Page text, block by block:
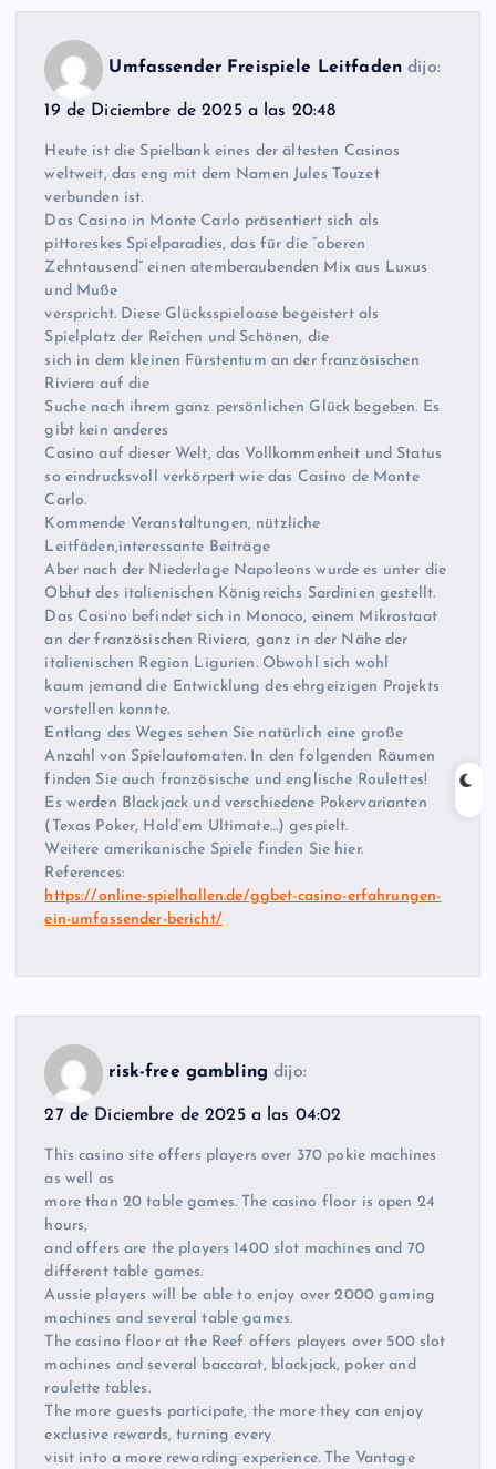
Umfassender Freispiele Leitfaden dijo:
19 de Diciembre de 2025 a las 20:48
Heute ist die Spielbank eines der ältesten Casinos
weltweit, das eng mit dem Namen Jules Touzet
verbunden ist.
Das Casino in Monte Carlo präsentiert sich als
pittoreskes Spielparadies, das für die “oberen
Zehntausend” einen atemberaubenden Mix aus Luxus
und Muße
verspricht. Diese Glücksspieloase begeistert als
Spielplatz der Reichen und Schönen, die
sich in dem kleinen Fürstentum an der französischen
Riviera auf die
Suche nach ihrem ganz persönlichen Glück begeben. Es
gibt kein anderes
Casino auf dieser Welt, das Vollkommenheit und Status
so eindrucksvoll verkörpert wie das Casino de Monte
Carlo.
Kommende Veranstaltungen, nützliche
Leitfäden,interessante Beiträge
Aber nach der Niederlage Napoleons wurde es unter die
Obhut des italienischen Königreichs Sardinien gestellt.
Das Casino befindet sich in Monaco, einem Mikrostaat
an der französischen Riviera, ganz in der Nähe der
italienischen Region Ligurien. Obwohl sich wohl
kaum jemand die Entwicklung des ehrgeizigen Projekts
vorstellen konnte.
Entlang des Weges sehen Sie natürlich eine große
Anzahl von Spielautomaten. In den folgenden Räumen
finden Sie auch französische und englische Roulettes!
Es werden Blackjack und verschiedene Pokervarianten
(Texas Poker, Hold’em Ultimate…) gespielt.
Weitere amerikanische Spiele finden Sie hier.
References:
https://online-spielhallen.de/ggbet-casino-erfahrungen-
ein-umfassender-bericht/
risk-free gambling dijo:
27 de Diciembre de 2025 a las 04:02
This casino site offers players over 370 pokie machines
as well as
more than 20 table games. The casino floor is open 24
hours,
and offers are the players 1400 slot machines and 70
different table games.
Aussie players will be able to enjoy over 2000 gaming
machines and several table games.
The casino floor at the Reef offers players over 500 slot
machines and several baccarat, blackjack, poker and
roulette tables.
The more guests participate, the more they can enjoy
exclusive rewards, turning every
visit into a more rewarding experience. The Vantage